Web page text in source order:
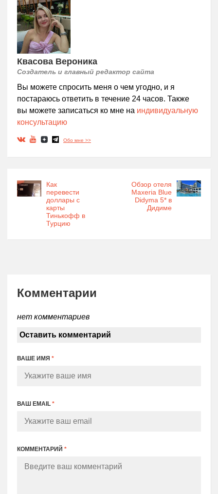
Квасова Вероника
Создатель и главный редактор сайта
Вы можете спросить меня о чем угодно, и я
постараюсь ответить в течение 24 часов. Также
вы можете записаться ко мне на индивидуальную
консультацию
Обо мне >>
Как
перевести
доллары с
карты
Тинькофф в
Турцию
Обзор отеля
Maxeria Blue
Didyma 5* в
Дидиме
Комментарии
нет комментариев
Оставить комментарий
ВАШЕ ИМЯ *
ВАШ EMAIL *
КОММЕНТАРИЙ *